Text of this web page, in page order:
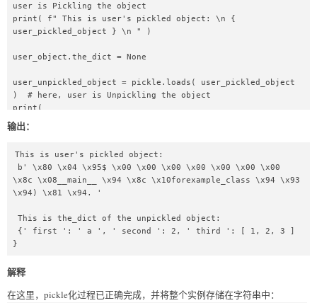
user is Pickling the object
print( f" This is user's pickled object: \n {
user_pickled_object } \n " )
user_object.the_dict = None
user_unpickled_object = pickle.loads( user_pickled_object
)  # here, user is Unpickling the object
print(
    f" This is the_dict of the unpickled object: \n {
user_unpickled_object.the_dict } \n " )
输出：
This is user's pickled object:
\x8c \x08__main__ \x94 \x8c \x10forexample_class \x94 \x93
\x94) \x81 \x94. '
}
解释
在这里，pickle化过程已正确完成，并将整个实例存储在字符串中：